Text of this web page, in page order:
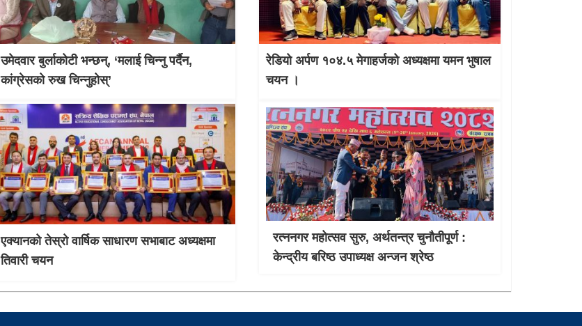
उमेदवार बुर्लाकोटी भन्छन्, ‘मलाई चिन्नु पर्दैन,
कांग्रेसको रुख चिन्नुहोस्’
रेडियो अर्पण १०४.५ मेगाहर्जको अध्यक्षमा यमन भुषाल
चयन ।
एक्यानको तेस्रो वार्षिक साधारण सभाबाट अध्यक्षमा
तिवारी चयन
रत्ननगर महोत्सव सुरु, अर्थतन्त्र चुनौतीपूर्ण :
केन्द्रीय बरिष्ठ उपाध्यक्ष अन्जन श्रेष्ठ